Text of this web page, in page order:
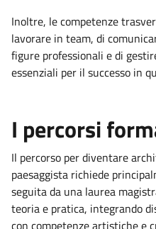
Inoltre, le competenze
lavorare in team, di
figure professionali e di
essenziali per il successo in
I percorsi
Il percorso per diventare
paesaggista richiede
seguita da una laurea
teoria e pratica, integrando
con competenze artistiche e